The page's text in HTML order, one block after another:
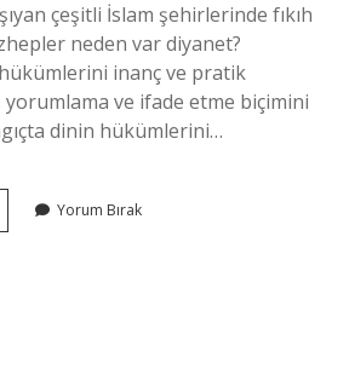
çeşitli İslam şehirlerinde fıkıh
neden var diyanet?
inanç ve pratik
yorumlama ve ifade etme biçimini
dinin hükümlerini…
Yorum Bırak